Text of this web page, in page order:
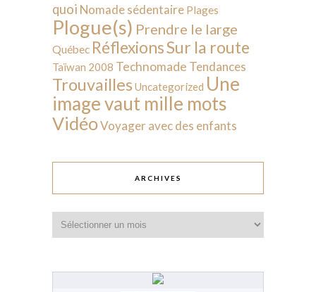
quoi Nomade sédentaire Plages
Plogue(s) Prendre le large
Québec RéflexionsSur la route
Taïwan 2008 Technomade Tendances
Trouvailles Uncategorized Une
image vaut mille mots
VidéoVoyager avec des enfants
ARCHIVES